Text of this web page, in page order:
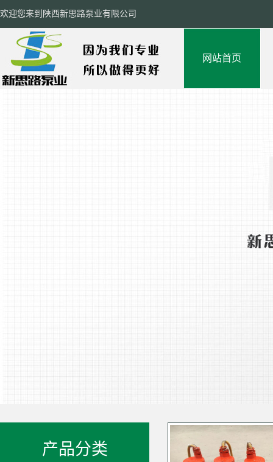
欢迎您来到陕西新思路泵业有限公司
网站首页
产品分类